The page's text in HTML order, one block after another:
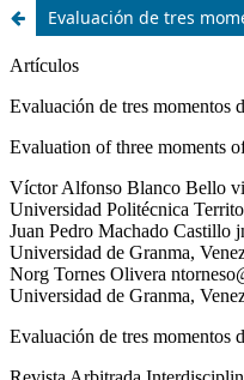
Evaluación de tres